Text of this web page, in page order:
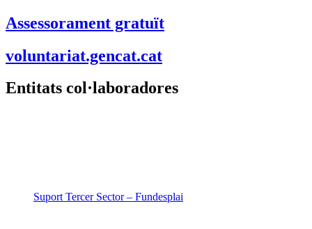
Assessorament gratuït
voluntariat.gencat.cat
Entitats col·laboradores
Suport Tercer Sector – Fundesplai